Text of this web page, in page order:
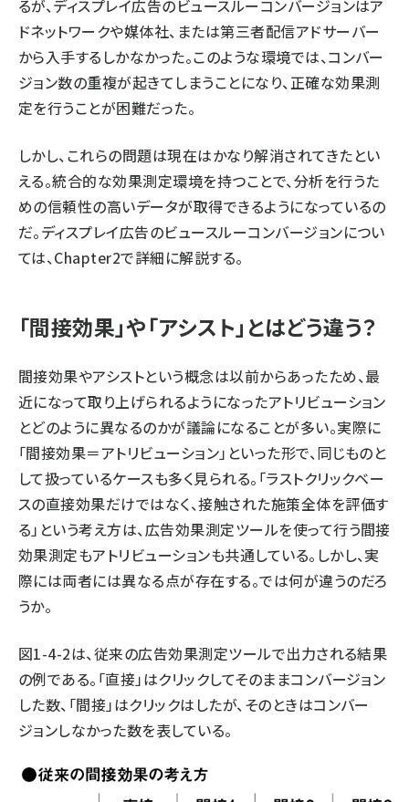
るが、ディスプレイ広告のビュースルーコンバージョンはア
ドネットワークや媒体社、または第三者配信アドサーバー
から入手するしかなかった。このような環境では、コンバー
ジョン数の重複が起きてしまうことになり、正確な効果測
定を行うことが困難だった。
しかし、これらの問題は現在はかなり解消されてきたとい
える。統合的な効果測定環境を持つことで、分析を行うた
めの信頼性の高いデータが取得できるようになっているの
だ。ディスプレイ広告のビュースルーコンバージョンについ
ては、Chapter2で詳細に解説する。
「間接効果」や「アシスト」とはどう違う？
間接効果やアシストという概念は以前からあったため、最
近になって取り上げられるようになったアトリビューション
とどのように異なるのかが議論になることが多い。実際に
「間接効果＝アトリビューション」といった形で、同じものと
して扱っているケースも多く見られる。「ラストクリックベー
スの直接効果だけではなく、接触された施策全体を評価す
る」という考え方は、広告効果測定ツールを使って行う間接
効果測定もアトリビューションも共通している。しかし、実
際には両者には異なる点が存在する。では何が違うのだろ
うか。
図1-4-2は、従来の広告効果測定ツールで出力される結果
の例である。「直接」はクリックしてそのままコンバージョン
した数、「間接」はクリックはしたが、そのときはコンバー
ジョンしなかった数を表している。